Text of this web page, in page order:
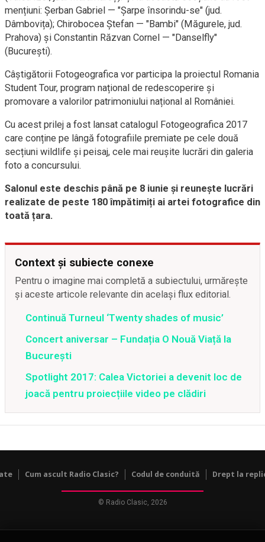
mențiuni: Șerban Gabriel — "Șarpe însorindu-se" (jud.
Dâmbovița); Chirobocea Ștefan — "Bambi" (Măgurele, jud.
Prahova) și Constantin Răzvan Cornel — "Danselfly"
(București).
Câștigătorii Fotogeografica vor participa la proiectul Romania
Student Tour, program național de redescoperire și
promovare a valorilor patrimoniului național al României.
Cu acest prilej a fost lansat catalogul Fotogeografica 2017
care conține pe lângă fotografiile premiate pe cele două
secțiuni wildlife și peisaj, cele mai reușite lucrări din galeria
foto a concursului.
Salonul este deschis până pe 8 iunie și reunește lucrări
realizate de peste 180 împătimiți ai artei fotografice din
toată țara.
Context și subiecte conexe
Pentru o imagine mai completă a subiectului, urmărește
și aceste articole relevante din același flux editorial.
Continuă Turneul ‘Twenty shades of music’
Concert aniversar – Fundația O Nouă Viață la
București
Spotlight 2017: Calea Victoriei a devenit loc de
joacă pentru proiecțiile video pe clădiri
Cum ascult Radio Clasic? Codul de conduită Drept la
© Radio Clasic, 2026